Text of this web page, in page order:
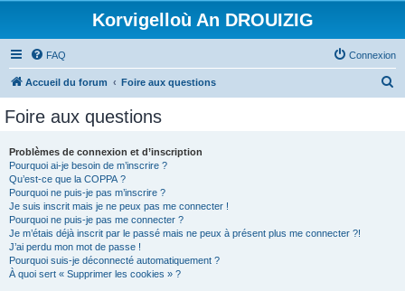
Korvigelloù An DROUIZIG
FAQ Connexion
Accueil du forum Foire aux questions
Foire aux questions
Problèmes de connexion et d’inscription
Pourquoi ai-je besoin de m’inscrire ?
Qu’est-ce que la COPPA ?
Pourquoi ne puis-je pas m’inscrire ?
Je suis inscrit mais je ne peux pas me connecter !
Pourquoi ne puis-je pas me connecter ?
Je m’étais déjà inscrit par le passé mais ne peux à présent plus me connecter ?!
J’ai perdu mon mot de passe !
Pourquoi suis-je déconnecté automatiquement ?
À quoi sert « Supprimer les cookies » ?